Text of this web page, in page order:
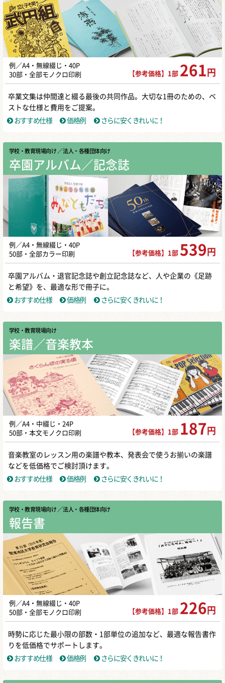
例／A4・無線綴じ・40P
30部・全部モノクロ印刷
【参考価格】1部 261 円
卒業文集は仲間達と綴る最後の共同作品。大切な1冊のための、ベ
ストな仕様と費用をご提案。
おすすめ仕様
価格例 さらに安くきれいに！
学校・教育現場向け ／ 法人・各種団体向け
卒園アルバム／記念誌
例／A4・無線綴じ・40P
50部・全部カラー印刷
【参考価格】1部 539 円
卒園アルバム・退官記念誌や創立記念誌など、人や企業の《足跡
と希望》を、最適な形で冊子に。
おすすめ仕様
価格例 さらに安くきれいに！
学校・教育現場向け
楽譜／音楽教本
例／A4・中綴じ・24P
50部・本文モノクロ印刷
【参考価格】1部 187 円
音楽教室のレッスン用の楽譜や教本、発表会で使うお揃いの楽譜
などを低価格でご検討頂けます。
おすすめ仕様
価格例 さらに安くきれいに！
学校・教育現場向け ／ 法人・各種団体向け
報告書
例／A4・無線綴じ・40P
50部・全部モノクロ印刷
【参考価格】1部 226 円
時勢に応じた最小限の部数・1部単位の追加など、最適な報告書作
りを低価格でサポートします。
おすすめ仕様
価格例 さらに安くきれいに！